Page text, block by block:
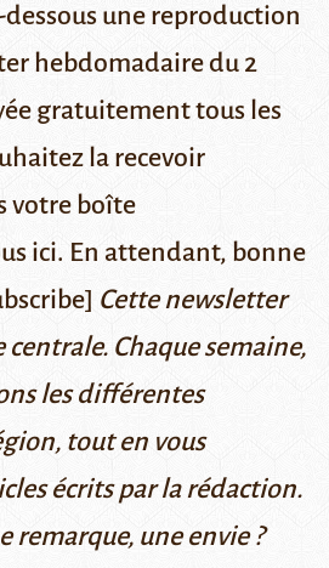
une reproduction
hebdomadaire du 2
gratuitement tous les
la recevoir
votre boîte
ici. En attendant, bonne
Cette newsletter
centrale. Chaque semaine,
les différentes
tout en vous
écrits par la rédaction.
remarque, une envie ?